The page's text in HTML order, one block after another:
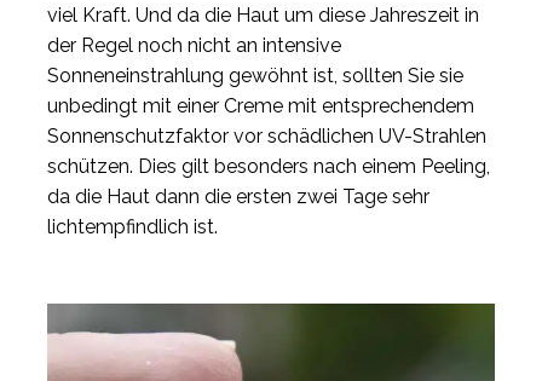
viel Kraft. Und da die Haut um diese Jahreszeit in
der Regel noch nicht an intensive
Sonneneinstrahlung gewöhnt ist, sollten Sie sie
unbedingt mit einer Creme mit entsprechendem
Sonnenschutzfaktor vor schädlichen UV-Strahlen
schützen. Dies gilt besonders nach einem Peeling,
da die Haut dann die ersten zwei Tage sehr
lichtempfindlich ist.